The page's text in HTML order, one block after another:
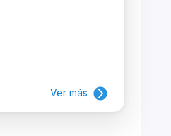
Ver más